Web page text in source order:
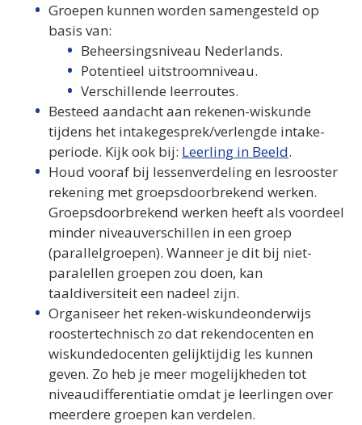
Groepen kunnen worden samengesteld op
basis van:
Beheersingsniveau Nederlands.
Potentieel uitstroomniveau.
Verschillende leerroutes.
Besteed aandacht aan rekenen-wiskunde
tijdens het intakegesprek/verlengde intake-
periode. Kijk ook bij: Leerling in Beeld.
Houd vooraf bij lessenverdeling en lesrooster
rekening met groepsdoorbrekend werken.
Groepsdoorbrekend werken heeft als voordeel
minder niveauverschillen in een groep
(parallelgroepen). Wanneer je dit bij niet-
paralellen groepen zou doen, kan
taaldiversiteit een nadeel zijn.
Organiseer het reken-wiskundeonderwijs
roostertechnisch zo dat rekendocenten en
wiskundedocenten gelijktijdig les kunnen
geven. Zo heb je meer mogelijkheden tot
niveaudifferentiatie omdat je leerlingen over
meerdere groepen kan verdelen.